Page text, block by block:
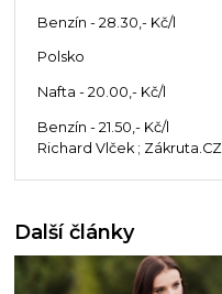
Benzín - 28.30,- Kč/l
Polsko
Nafta - 20.00,- Kč/l
Benzín - 21.50,- Kč/l
Richard Vlček ; Zákruta.CZ
Další články